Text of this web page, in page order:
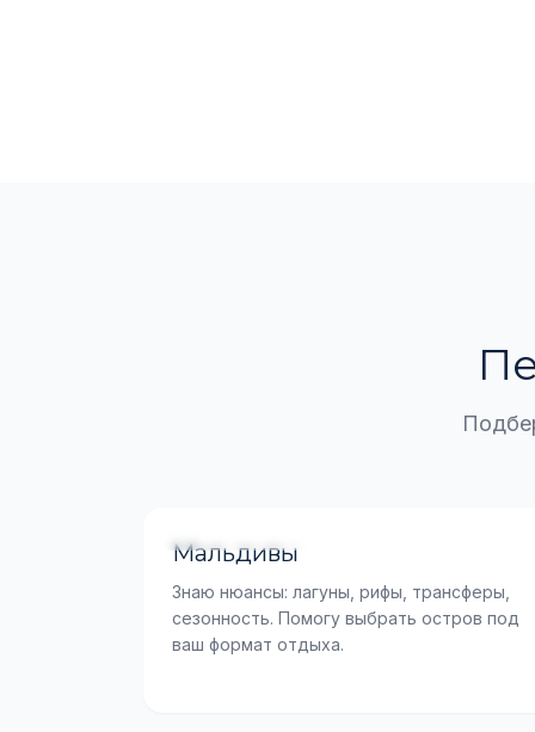
Мальдивы
Знаю нюансы: лагуны, рифы, трансферы,
сезонность. Помогу выбрать остров под
ваш формат отдыха.